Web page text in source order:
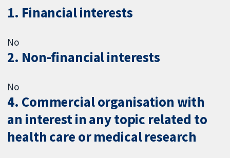
1. Financial interests
No
2. Non-financial interests
No
4. Commercial organisation with
an interest in any topic related to
health care or medical research